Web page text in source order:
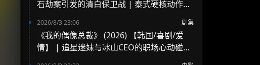
石劫案引发的清白保卫战 | 泰式硬核动作与
2026/8/3 23:06 剧集
《我的偶像总裁》 (2026) 【韩国/喜剧/爱
情】 | 追星迷妹与冰山CEO的职场心动碰撞